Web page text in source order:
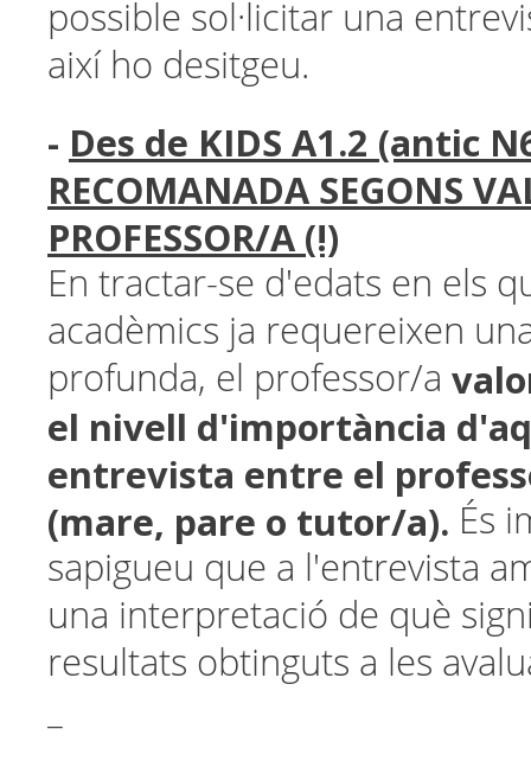
possible sol·licitar una
així ho desitgeu.
- Des de KIDS A1.2 (antic
RECOMANADA SEGONS
PROFESSOR/A (!)
En tractar-se d'edats en els
acadèmics ja requereixen
profunda, el professor/a
el nivell d'importància
entrevista entre el
(mare, pare o tutor/a). És
sapigueu que a l'entrevista
una interpretació de què
resultats obtinguts a les